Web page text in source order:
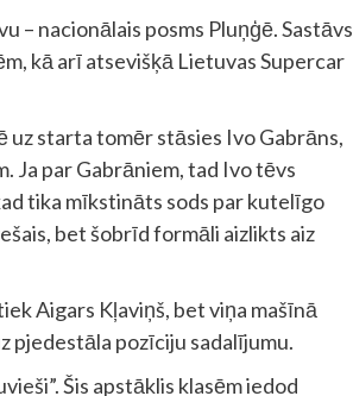
– nacionālais posms Pluņģē. Sastāvs
kā arī atsevišķā Lietuvas Supercar
uz starta tomēr stāsies Ivo Gabrāns,
Ja par Gabrāniem, tad Ivo tēvs
tika mīkstināts sods par kutelīgo
bet šobrīd formāli aizlikts aiz
Aigars Kļaviņš, bet viņa mašīnā
pjedestāla pozīciju sadalījumu.
Šis apstāklis klasēm iedod